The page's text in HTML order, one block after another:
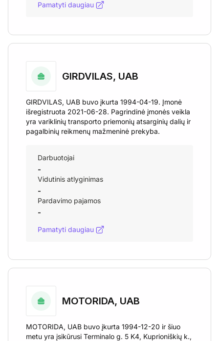
Pamatyti daugiau
GIRDVILAS, UAB
GIRDVILAS, UAB buvo įkurta 1994-04-19. Įmonė
išregistruota 2021-06-28. Pagrindinė įmonės veikla
yra variklinių transporto priemonių atsarginių dalių ir
pagalbinių reikmenų mažmeninė prekyba.
Darbuotojai
-
Vidutinis atlyginimas
-
Pardavimo pajamos
-
Pamatyti daugiau
MOTORIDA, UAB
MOTORIDA, UAB buvo įkurta 1994-12-20 ir šiuo
metu yra įsikūrusi Terminalo g. 5 K4, Kuprioniškių k.,